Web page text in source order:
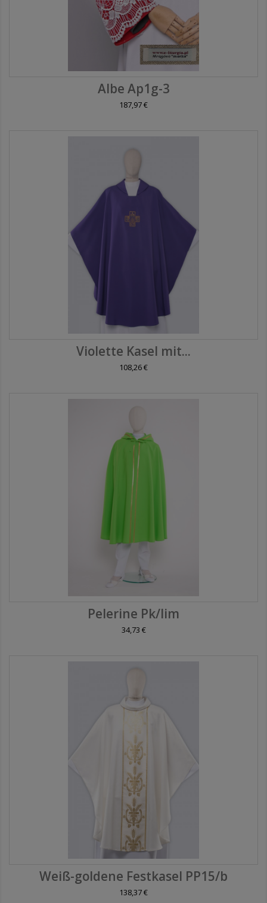
Albe Ap1g-3
187,97 €
Violette Kasel mit...
108,26 €
Pelerine Pk/lim
34,73 €
Weiß-goldene Festkasel PP15/b
138,37 €